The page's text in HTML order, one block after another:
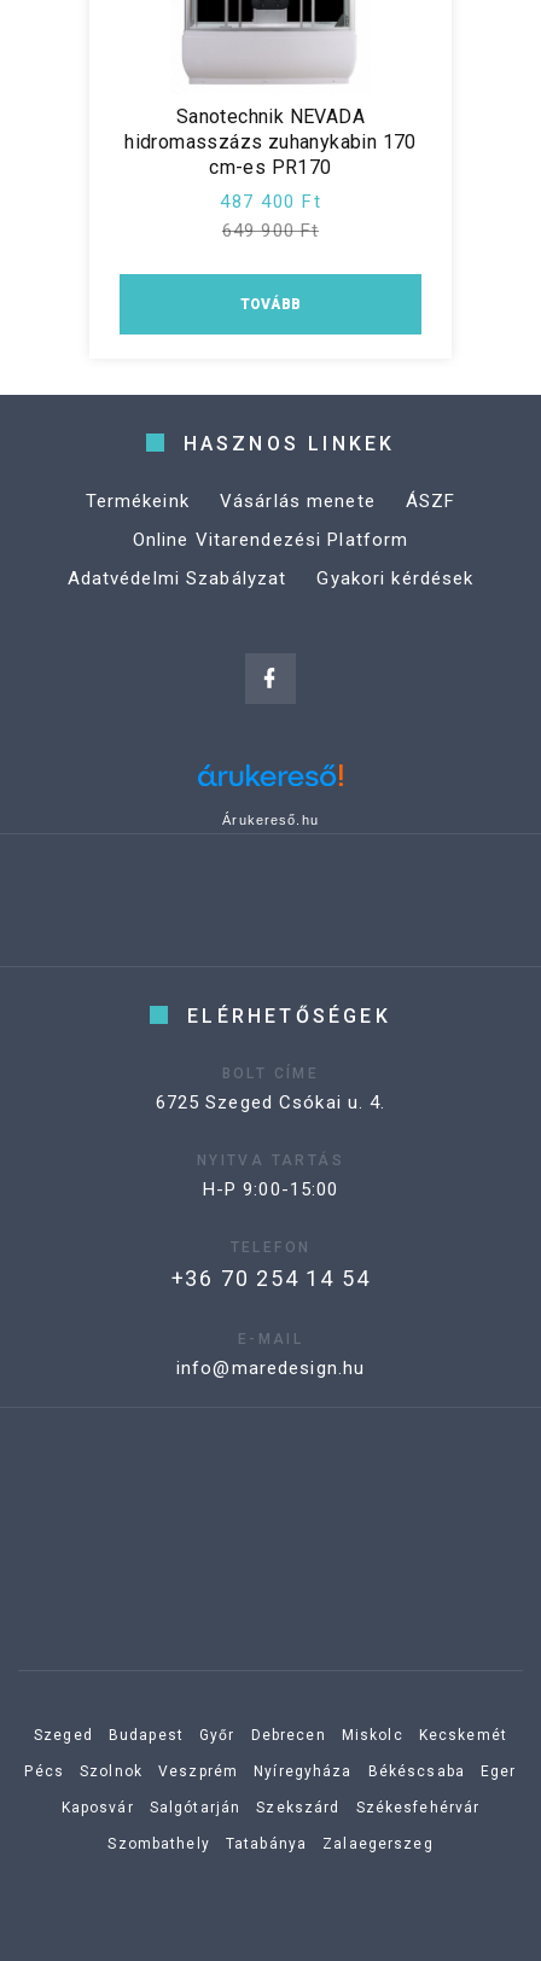
Sanotechnik NEVADA
hidromasszázs zuhanykabin 170
cm-es PR170
487 400 Ft
649 900 Ft
TOVÁBB
HASZNOS LINKEK
Termékeink Vásárlás menete
ÁSZF
Online Vitarendezési Platform
Adatvédelmi Szabályzat
Gyakori kérdések
Árukereső.hu
ELÉRHETŐSÉGEK
BOLT CÍME
6725 Szeged Csókai u. 4.
NYITVA TARTÁS
H-P 9:00-15:00
TELEFON
+36 70 254 14 54
E-MAIL
info@maredesign.hu
Szeged Budapest Győr Debrecen Miskolc Kecskemét
Pécs Szolnok Veszprém Nyíregyháza Békéscsaba Eger
Kaposvár Salgótarján Szekszárd Székesfehérvár
Szombathely Tatabánya Zalaegerszeg